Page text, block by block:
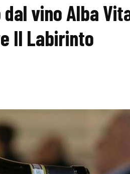
dal vino Alba
Il Labirinto